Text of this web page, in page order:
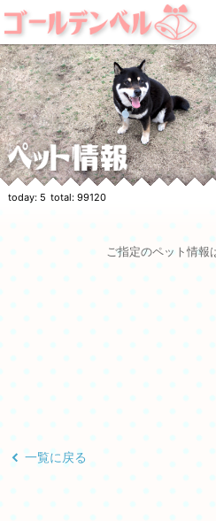
today: 5 total: 99120
ご指定のペット情報
一覧に戻る